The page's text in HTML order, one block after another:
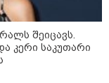
შეიცავს.
კერი საკუთარი